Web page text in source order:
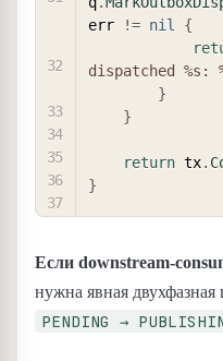
err
!= nil
{
dispatched %s:
}
}
return tx.
}
Если downstream-
нужна явная двухфазная
PENDING →